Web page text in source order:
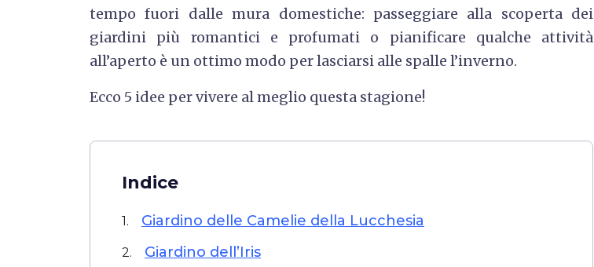
tempo fuori dalle mura domestiche: passeggiare alla scoperta dei
giardini più romantici e profumati o pianificare qualche attività
all’aperto è un ottimo modo per lasciarsi alle spalle l’inverno.
Ecco 5 idee per vivere al meglio questa stagione!
Indice
1. Giardino delle Camelie della Lucchesia
2. Giardino dell’Iris